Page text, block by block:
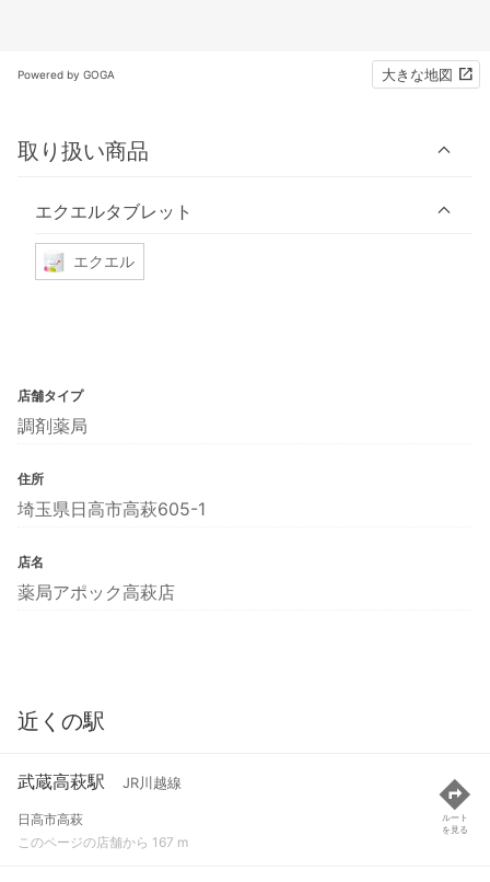
Powered by GOGA 大きな地図
取り扱い商品
エクエルタブレット
エクエル
店舗タイプ
調剤薬局
住所
埼玉県日高市高萩605-1
店名
薬局アポック高萩店
近くの駅
武蔵高萩駅 JR川越線
日高市高萩
このページの店舗から 167 m
ルート
を見る